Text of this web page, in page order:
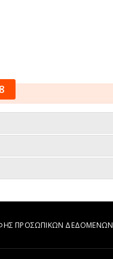
ΠΡΟΣΩΠΙΚΩΝ ΔΕΔΟΜΕΝΩΝ